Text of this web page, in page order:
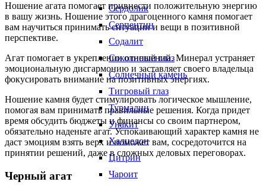
Сердолик
Серпентин
Содалит
Соколиный глаз
Солнечный камень
Тигровый глаз
Турмалин
Унакит
Халцедон
Цитрин
Чароит
Ношение агата помогает привнести положительную энергию
в вашу жизнь. Ношение этого драгоценного камня помогает
вам научиться принимать ситуации и вещи в позитивной
перспективе.
Агат помогает в укреплении отношений. Минерал устраняет
эмоциональную дисгармонию и заставляет своего владельца
фокусировать внимание на позитивных энергиях.
Ношение камня будет стимулировать логическое мышление,
помогая вам принимать правильные решения. Когда придет
время обсудить бюджеты и финансы со своим партнером,
обязательно наденьте агат. Успокаивающий характер камня не
даст эмоциям взять верх и поможет вам, сосредоточится на
принятии решений, даже в сложных деловых переговорах.
Черный агат